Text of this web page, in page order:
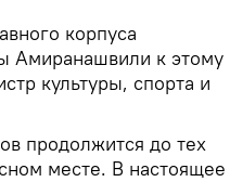
корпуса
Амиранашвили к этому
культуры, спорта и
продолжится до тех
месте. В настоящее